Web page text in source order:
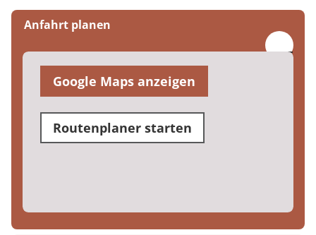
Anfahrt planen
Google Maps anzeigen
Routenplaner starten